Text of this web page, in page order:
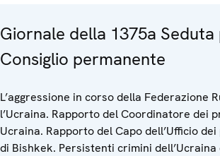
Giornale della 1375a
Consiglio permanente
L’aggressione in corso della Federazione
l’Ucraina. Rapporto del Coordinatore dei
Ucraina. Rapporto del Capo dell’Ufficio
di Bishkek. Persistenti crimini